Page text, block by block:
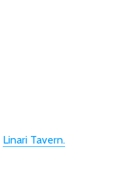
Linari Tavern.